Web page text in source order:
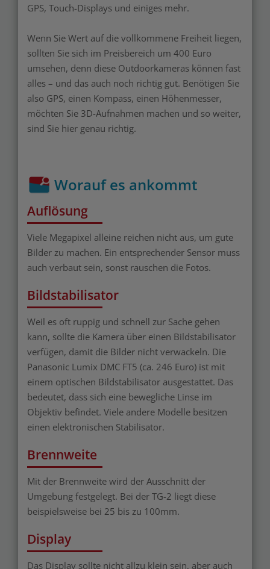
GPS, Touch-Displays und einiges mehr.
Wenn Sie Wert auf die vollkommene Freiheit liegen,
sollten Sie sich im Preisbereich um 400 Euro
umsehen, denn diese Outdoorkameras können fast
alles – und das auch noch richtig gut. Benötigen Sie
also GPS, einen Kompass, einen Höhenmesser,
möchten Sie 3D-Aufnahmen machen und so weiter,
sind Sie hier genau richtig.
Worauf es ankommt
Auflösung
Viele Megapixel alleine reichen nicht aus, um gute
Bilder zu machen. Ein entsprechender Sensor muss
auch verbaut sein, sonst rauschen die Fotos.
Bildstabilisator
Weil es oft ruppig und schnell zur Sache gehen
kann, sollte die Kamera über einen Bildstabilisator
verfügen, damit die Bilder nicht verwackeln. Die
Panasonic Lumix DMC FT5 (ca. 246 Euro) ist mit
einem optischen Bildstabilisator ausgestattet. Das
bedeutet, dass sich eine bewegliche Linse im
Objektiv befindet. Viele andere Modelle besitzen
einen elektronischen Stabilisator.
Brennweite
Mit der Brennweite wird der Ausschnitt der
Umgebung festgelegt. Bei der TG-2 liegt diese
beispielsweise bei 25 bis zu 100mm.
Display
Das Display sollte nicht allzu klein sein, aber auch